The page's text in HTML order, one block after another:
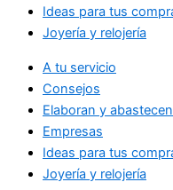
Ideas para tus
Joyería y relojería
A tu servicio
Consejos
Elaboran y abastecen
Empresas
Ideas para tus
Joyería y relojería